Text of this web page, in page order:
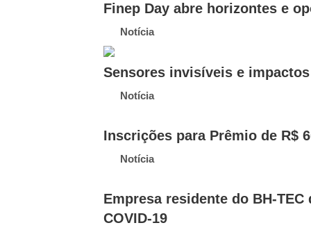
Finep Day abre horizontes e
Notícia
Sensores invisíveis e
Notícia
Inscrições para Prêmio de R$
Notícia
Empresa residente do BH-
COVID-19